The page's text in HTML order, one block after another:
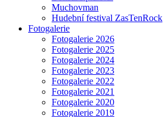
Muchovman
Hudební festival ZasTenRock
Fotogalerie
Fotogalerie 2026
Fotogalerie 2025
Fotogalerie 2024
Fotogalerie 2023
Fotogalerie 2022
Fotogalerie 2021
Fotogalerie 2020
Fotogalerie 2019